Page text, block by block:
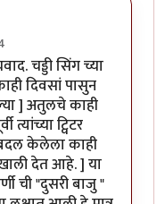
-byचौकस२१२
चड्डी सिंग च्या
दिवसां पासुन
] अतुलचे काही
ट्विटर
केलेला काही
देत आहे. ] या
ची "दुसरी बाजु "